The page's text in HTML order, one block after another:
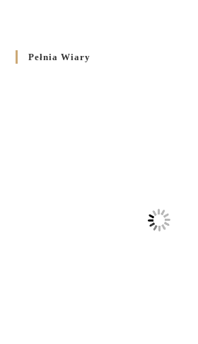
Pełnia Wiary